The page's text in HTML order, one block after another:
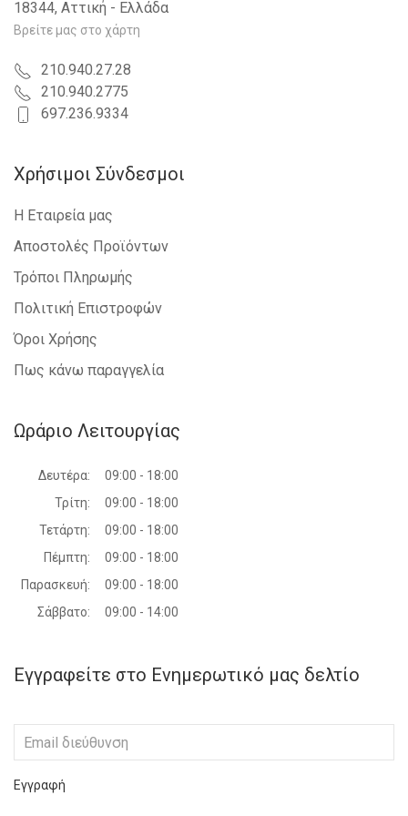
NISSAN - INTERSTAR - 2002-2009
18344, Αττική - Ελλάδα
Βρείτε μας στο χάρτη
210.940.27.28
210.940.2775
697.236.9334
Χρήσιμοι Σύνδεσμοι
Η Εταιρεία μας
Αποστολές Προϊόντων
Τρόποι Πληρωμής
Πολιτική Επιστροφών
Όροι Χρήσης
Πως κάνω παραγγελία
Ωράριο Λειτουργίας
Δευτέρα:
09:00 - 18:00
Τρίτη:
09:00 - 18:00
Τετάρτη:
09:00 - 18:00
Πέμπτη:
09:00 - 18:00
Παρασκευή:
09:00 - 18:00
Σάββατο:
09:00 - 14:00
Εγγραφείτε στο Ενημερωτικό μας δελτίο
Εγγραφή